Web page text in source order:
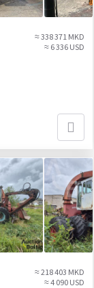
≈ 338 371 MKD
≈ 6 336 USD
≈ 218 403 MKD
≈ 4 090 USD